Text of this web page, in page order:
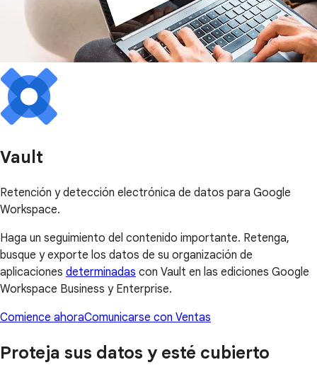
Vault
Retención y detección electrónica de datos para Google
Workspace.
Haga un seguimiento del contenido importante. Retenga,
busque y exporte los datos de su organización de
aplicaciones determinadas con Vault en las ediciones Google
Workspace Business y Enterprise.
Comience ahoraComunicarse con Ventas
Proteja sus datos y esté cubierto